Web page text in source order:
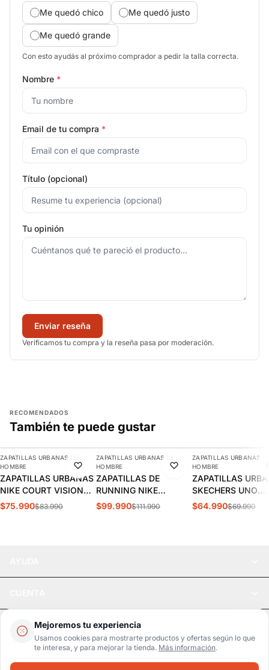
Mejoremos tu experiencia
Usamos cookies para mostrarte productos y ofertas según lo que
te interesa, y para mejorar la tienda. Más información.
Me quedó chico Me quedó justo
Me quedó grande
Con esto ayudás al próximo comprador a pedir la talla correcta.
Nombre *
Email de tu compra *
Título (opcional)
Tu opinión
Enviar reseña
Verificamos tu compra y la reseña pasa por moderación.
RECOMENDADOS
También te puede gustar
-10%
AGREGAR
ZAPATILLAS URBANAS DE
HOMBRE
ZAPATILLAS URBANAS
NIKE COURT VISION
LOW HOMBRE |
$75.990$83.990
-11%
AGREGAR
ZAPATILLAS URBANAS DE
HOMBRE
ZAPATILLAS DE
RUNNING NIKE
INITIATOR HOMBRE |
$99.990$111.990
-7%
ZAPATILLAS URBANAS
HOMBRE
ZAPATILLAS
SKECHERS UNO
STAND HOMBRE |
$64.990$69.990
LEGAL
Pago seguro SSL / Datos protegidos